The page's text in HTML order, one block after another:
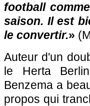
football
saison. Il est
le convertir.»
Auteur d'un
le Herta
Benzema a
propos qui